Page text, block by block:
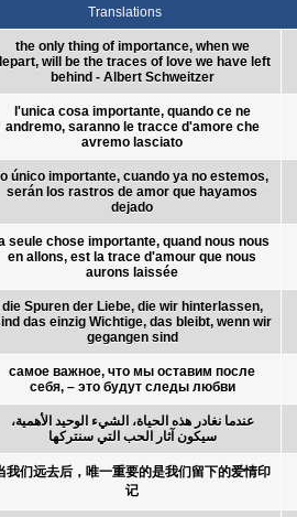
Translations
the only thing of importance, when we
will be the traces of love we have left
behind - Albert Schweitzer
l'unica cosa importante, quando ce ne
andremo, saranno le tracce d'amore che
avremo lasciato
único importante, cuando ya no estemos,
serán los rastros de amor que hayamos
dejado
seule chose importante, quand nous nous
en allons, est la trace d'amour que nous
aurons laissée
die Spuren der Liebe, die wir hinterlassen,
das einzig Wichtige, das bleibt, wenn wir
gegangen sind
самое важное, что мы оставим после
себя, – это будут следы любви
عندما نغادر هذه الحياة، الشيء الوحيد الأهمية،
سيكون آثار الحب التي سنتركها
我们远去后，唯一重要的是我们留下的爱情印
记